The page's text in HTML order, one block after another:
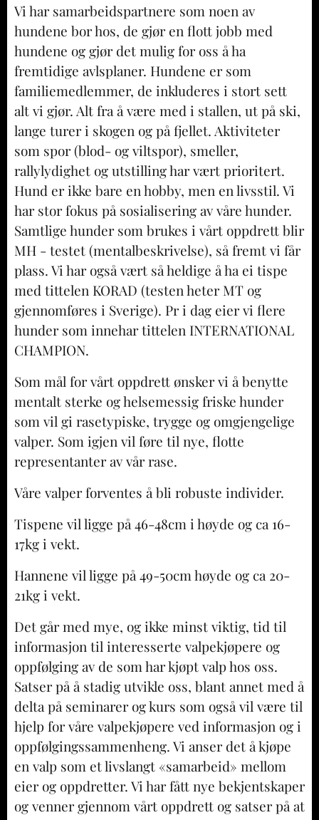
Vi har samarbeidspartnere som noen av
hundene bor hos, de gjør en flott jobb med
hundene og gjør det mulig for oss å ha
fremtidige avlsplaner. Hundene er som
familiemedlemmer, de inkluderes i stort sett
alt vi gjør. Alt fra å være med i stallen, ut på ski,
lange turer i skogen og på fjellet. Aktiviteter
som spor (blod- og viltspor), smeller,
rallylydighet og utstilling har vært prioritert.
Hund er ikke bare en hobby, men en livsstil. Vi
har stor fokus på sosialisering av våre hunder.
Samtlige hunder som brukes i vårt oppdrett blir
MH - testet (mentalbeskrivelse), så fremt vi får
plass. Vi har også vært så heldige å ha ei tispe
med tittelen KORAD (testen heter MT og
gjennomføres i Sverige). Pr i dag eier vi flere
hunder som innehar tittelen INTERNATIONAL
CHAMPION.
Som mål for vårt oppdrett ønsker vi å benytte
mentalt sterke og helsemessig friske hunder
som vil gi rasetypiske, trygge og omgjengelige
valper. Som igjen vil føre til nye, flotte
representanter av vår rase.
Våre valper forventes å bli robuste individer.
Tispene vil ligge på 46-48cm i høyde og ca 16-
17kg i vekt.
Hannene vil ligge på 49-50cm høyde og ca 20-
21kg i vekt.
Det går med mye, og ikke minst viktig, tid til
informasjon til interesserte valpekjøpere og
oppfølging av de som har kjøpt valp hos oss.
Satser på å stadig utvikle oss, blant annet med å
delta på seminarer og kurs som også vil være til
hjelp for våre valpekjøpere ved informasjon og i
oppfølgingssammenheng. Vi anser det å kjøpe
en valp som et livslangt «samarbeid» mellom
eier og oppdretter. Vi har fått nye bekjentskaper
og venner gjennom vårt oppdrett og satser på at